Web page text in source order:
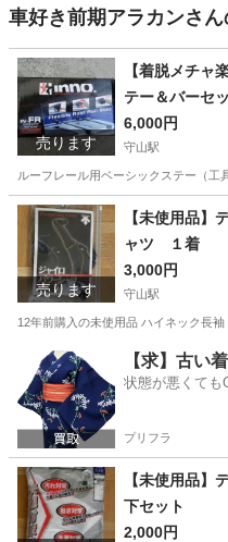
車好き前期アラカンさ
売ります
【着脱メチャ
テー＆バーセ
6,000円
守山駅
ルーフレール用ベーシックステー（
滋賀 守山市 守山駅 キャ
売ります
【未使用品
ャツ １着
3,000円
守山駅
12年前購入の未使用品 ハイネック長
滋賀 守山市 守山駅 野球
【求】古い
状態が悪くても
プリフラ
【未使用品
下セット
2,000円